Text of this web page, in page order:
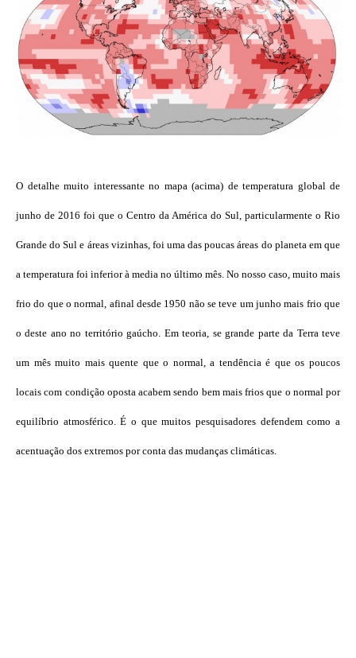
O detalhe muito interessante no mapa (acima) de temperatura global de
junho de 2016 foi que o Centro da América do Sul, particularmente o Rio
Grande do Sul e áreas vizinhas, foi uma das poucas áreas do planeta em que
a temperatura foi inferior à media no último mês. No nosso caso, muito mais
frio do que o normal, afinal desde 1950 não se teve um junho mais frio que
o deste ano no território gaúcho. Em teoria, se grande parte da Terra teve
um mês muito mais quente que o normal, a tendência é que os poucos
locais com condição oposta acabem sendo bem mais frios que o normal por
equilíbrio atmosférico. É o que muitos pesquisadores defendem como a
acentuação dos extremos por conta das mudanças climáticas.